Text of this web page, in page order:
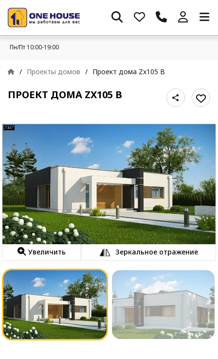
Пн/Пт 10:00-19:00
/ Проекты домов / Проект дома Zx105 B
ПРОЕКТ ДОМА ZX105 B
Увеличить Зеркальное отражение